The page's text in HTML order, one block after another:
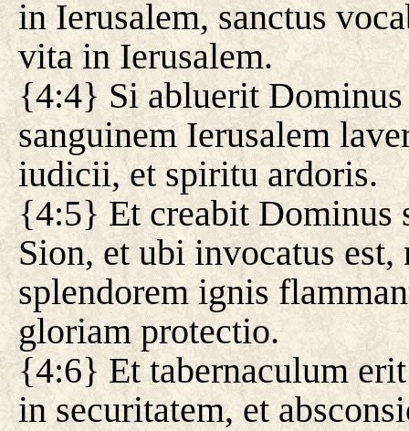
in Ierusalem, sanctus
vita in Ierusalem.
{4:4} Si abluerit
sanguinem Ierusalem
iudicii, et spiritu ardoris.
{4:5} Et creabit Dominus
Sion, et ubi invocatus
splendorem ignis
gloriam protectio.
{4:6} Et tabernaculum
in securitatem, et